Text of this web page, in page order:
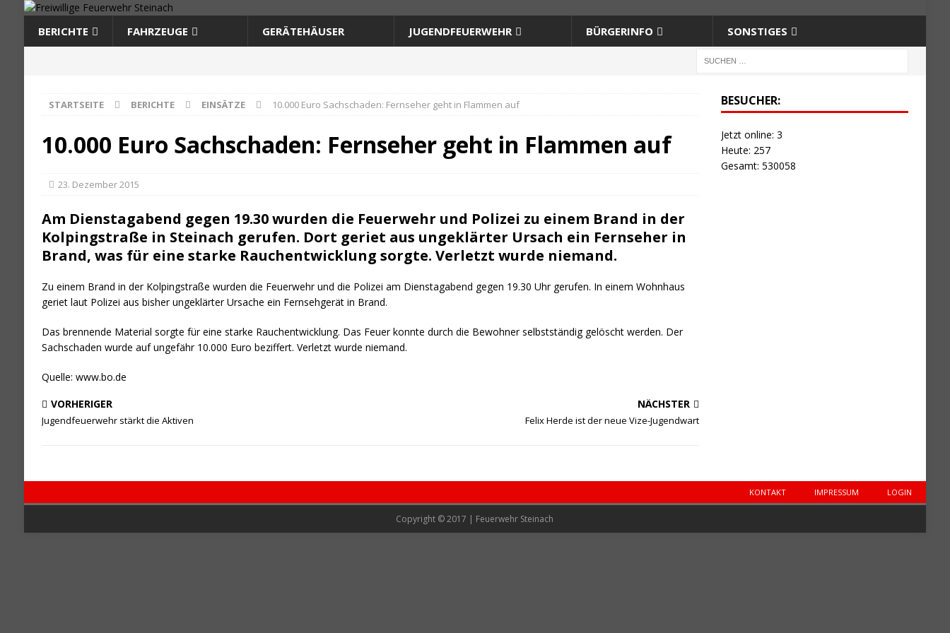
BERICHTE FAHRZEUGE GERÄTEHÄUSER JUGENDFEUERWEHR BÜRGERINFO SONSTIGES
STARTSEITE BERICHTE EINSÄTZE 10.000 Euro Sachschaden: Fernseher geht in Flammen auf
10.000 Euro Sachschaden: Fernseher geht in Flammen auf
23. Dezember 2015
Am Dienstagabend gegen 19.30 wurden die Feuerwehr und Polizei zu einem Brand in der
Kolpingstraße in Steinach gerufen. Dort geriet aus ungeklärter Ursach ein Fernseher in
Brand, was für eine starke Rauchentwicklung sorgte. Verletzt wurde niemand.
Zu einem Brand in der Kol­ping­stra­ße wur­den die Feu­er­wehr und die Poli­zei am Diens­tag­abend gegen 19.30 Uhr geru­fen. In einem Wohn­haus
geriet laut Poli­zei aus bis­her unge­klär­ter Ursa­che ein Fern­seh­ge­rät in Brand.
Das bren­nen­de Mate­ri­al sorg­te für eine star­ke Rauch­ent­wick­lung. Das Feu­er konn­te durch die Bewoh­ner selbst­stän­dig gelöscht wer­den. Der
Sach­scha­den wur­de auf unge­fähr 10.000 Euro bezif­fert. Ver­letzt wur­de niemand.
Quel­le: www.bo.de
VORHERIGER
Jugendfeuerwehr stärkt die Aktiven
NÄCHSTER
Felix Herde ist der neue Vize-Jugendwart
BESUCHER:
Jetzt online: 3
Heute: 257
Gesamt: 530058
KONTAKT IMPRESSUM LOGIN
Copyright © 2017 | Feuerwehr Steinach